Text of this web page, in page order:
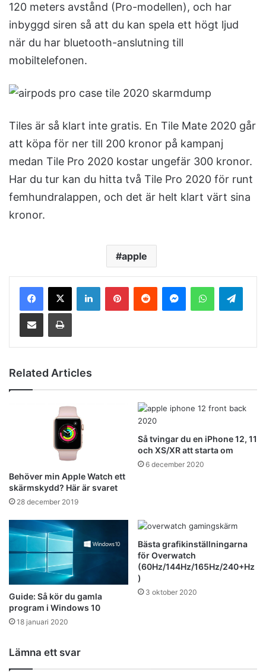
120 meters avstånd (Pro-modellen), och har
inbyggd siren så att du kan spela ett högt ljud
när du har bluetooth-anslutning till
mobiltelefonen.
Tiles är så klart inte gratis. En Tile Mate 2020 går
att köpa för ner till 200 kronor på kampanj
medan Tile Pro 2020 kostar ungefär 300 kronor.
Har du tur kan du hitta två Tile Pro 2020 för runt
femhundralappen, och det är helt klart värt sina
kronor.
apple
Related Articles
Behöver min Apple Watch ett
skärmskydd? Här är svaret
28 december 2019
Så tvingar du en iPhone 12, 11
och XS/XR att starta om
6 december 2020
Guide: Så kör du gamla
program i Windows 10
18 januari 2020
Bästa grafikinställningarna
för Overwatch
(60Hz/144Hz/165Hz/240+Hz
)
3 oktober 2020
Lämna ett svar